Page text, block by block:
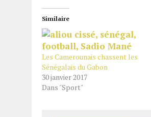
Similaire
Les Camerounais chassent les
Sénégalais du Gabon
30 janvier 2017
Dans "Sport"